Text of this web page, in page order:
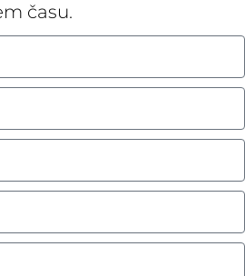
času.